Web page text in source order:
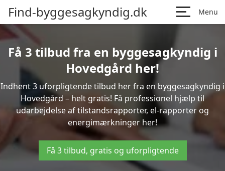
Find-byggesagkyndig.dk Menu
Få 3 tilbud fra en byggesagkyndig i
Hovedgård her!
Indhent 3 uforpligtende tilbud her fra en byggesagkyndig i
Hovedgård – helt gratis! Få professionel hjælp til
udarbejdelse af tilstandsrapporter, el-rapporter og
energimærkninger her!
Få 3 tilbud, gratis og uforpligtende